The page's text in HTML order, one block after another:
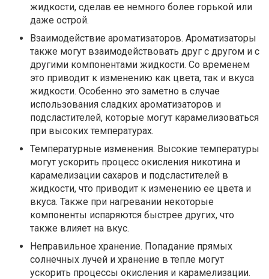
жидкости, сделав ее немного более горькой или
даже острой.
Взаимодействие ароматизаторов. Ароматизаторы
также могут взаимодействовать друг с другом и с
другими компонентами жидкости. Со временем
это приводит к изменению как цвета, так и вкуса
жидкости. Особенно это заметно в случае
использования сладких ароматизаторов и
подсластителей, которые могут карамелизоваться
при высоких температурах.
Температурные изменения. Высокие температуры
могут ускорить процесс окисления никотина и
карамелизации сахаров и подсластителей в
жидкости, что приводит к изменению ее цвета и
вкуса. Также при нагревании некоторые
компоненты испаряются быстрее других, что
также влияет на вкус.
Неправильное хранение. Попадание прямых
солнечных лучей и хранение в тепле могут
ускорить процессы окисления и карамелизации.